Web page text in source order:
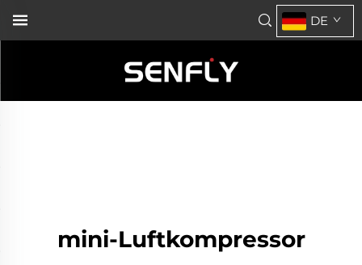
DE
mini-Luftkompressor